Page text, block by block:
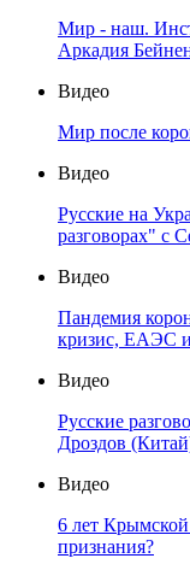
Мир - наш.
Аркадия
Видео
Мир после
Видео
Русские на
разговорах" с
Видео
Пандемия
кризис, ЕАЭС
Видео
Русские
Дроздов
Видео
6 лет Крымской
признания?